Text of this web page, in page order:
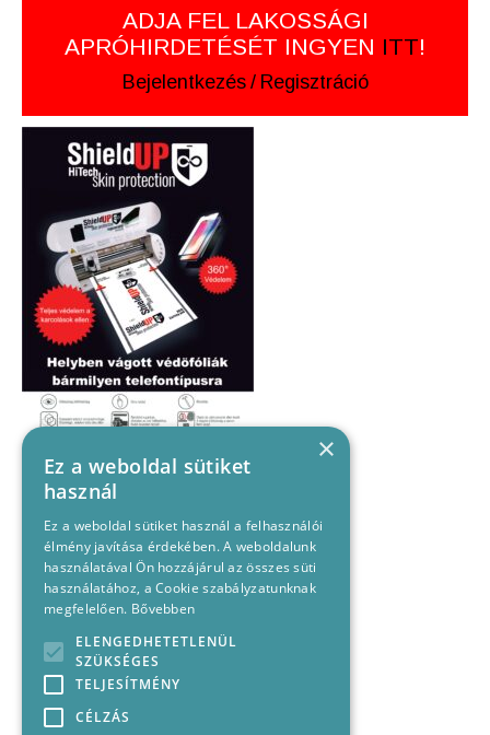
ADJA FEL LAKOSSÁGI
APRÓHIRDETÉSÉT INGYEN ITT!
Bejelentkezés / Regisztráció
×
Ez a weboldal sütiket
használ
Ez a weboldal sütiket használ a felhasználói
élmény javítása érdekében. A weboldalunk
használatával Ön hozzájárul az összes süti
használatához, a Cookie szabályzatunknak
megfelelően. Bővebben
ELENGEDHETETLENÜL
SZÜKSÉGES
TELJESÍTMÉNY
CÉLZÁS